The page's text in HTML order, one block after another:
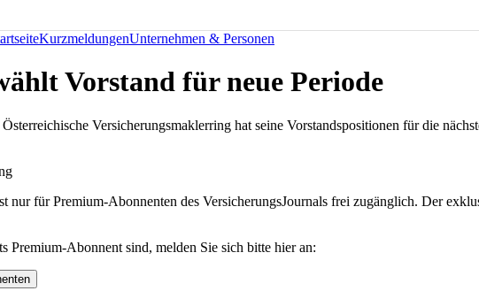
KurzmeldungenUnternehmen & Personen
Vorstand für neue Periode
Versicherungsmaklerring hat seine Vorstandspositionen für die
nur für Premium-Abonnenten des VersicherungsJournals frei zugänglich. Der
Premium-Abonnent sind, melden Sie sich bitte hier an: